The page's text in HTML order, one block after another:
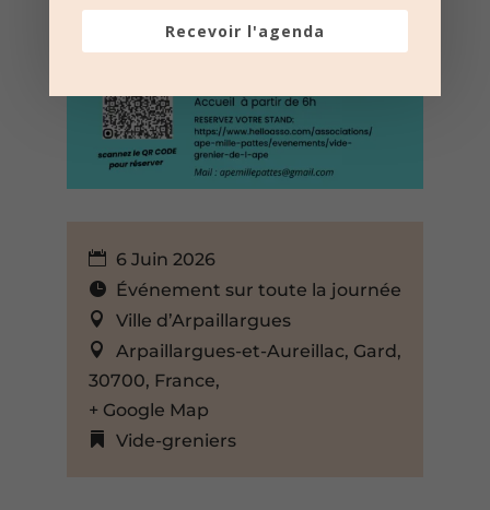
6 Juin 2026
Événement sur toute la journée
Ville d’Arpaillargues
Arpaillargues-et-Aureillac, Gard,
30700, France,
+ Google Map
Vide-greniers
Recevoir l'agenda